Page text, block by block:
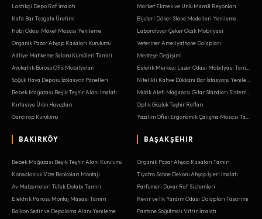
Lastikçi Depo Raf İmalatı
Kafe Bar Tezgahı Üretimi
Hobi Odası Maket Masası Yenileme
Organik Pazar Ahşap Kasaları Kurulumu
Adliye Mahkeme Salonu Kürsüleri Tamiri
Avukatlık Bürosu Ofis Mobilyaları
Soğuk Hava Deposu İzolasyon Panelleri
Bebek Mağazası Beşik Teşhir Alanı İmalatı
Kırtasiye Ürün Havuzları
Gardırop Kurulumu
Market Ekmek ve Unlu Mamül Reyonları
Bijuteri Döner Stand Modelleri Yenileme
Laboratuvar Çeker Ocak Mobilyası
Veteriner Ameliyathane Dolapları
Menteşe Değişimi
Optik Gözlük Teşhir Rafları
BAKIRKÖY
Bebek Mağazası Beşik Teşhir Alanı Kurulumu
Konsolosluk Vize Bankoları Montajı
Av Malzemeleri Tüfek Dolabı Tamiri
Elektrik Panosu Montaj Masası Tamiri
Balkon Sedir ve Depolama Alanı Yenileme
BAŞAKŞEHIR
Organik Pazar Ahşap Kasaları Tamiri
Tiyatro Sahne Dekoru Ahşap İşleri İmalatı
Parfümeri Duvar Raf Sistemleri
Revir ve İlk Yardım Odası Dolapları Tasarımı
Pastane Soğutmalı Vitrin İmalatı